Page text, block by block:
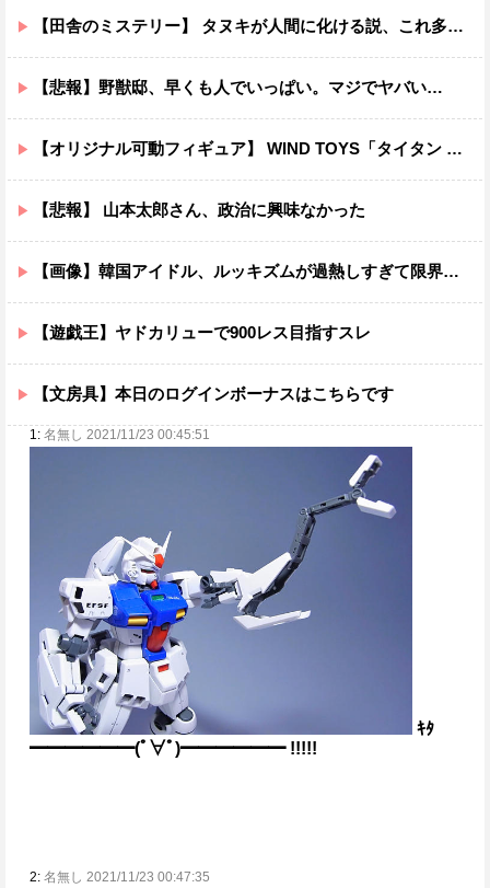
【田舎のミステリー】 タヌキが人間に化ける説、これ多分マジ
【悲報】野獣邸、早くも人でいっぱい。マジでヤバい…
【オリジナル可動フィギュア】 WIND TOYS「タイタン スーパーアクションマッスルボディ」可動フィギュア各種【予約開始】
【悲報】 山本太郎さん、政治に興味なかった
【画像】韓国アイドル、ルッキズムが過熱しすぎて限界突破ｗｗｗｗ
【遊戯王】ヤドカリューで900レス目指すスレ
【文房具】本日のログインボーナスはこちらです
1: 名無し 2021/11/23 00:45:51
ｷﾀ
━━━━━━(ﾟ∀ﾟ)━━━━━━ !!!!!
2: 名無し 2021/11/23 00:47:35